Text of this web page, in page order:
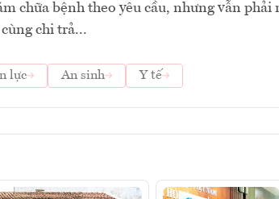
chữa bệnh theo yêu cầu, nhưng vẫn phải
chi trả...
lực An sinh Y tế